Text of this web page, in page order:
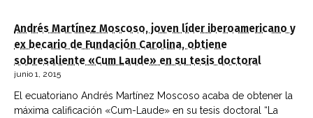
Andrés Martínez Moscoso, joven líder iberoamericano y
ex becario de Fundación Carolina, obtiene
sobresaliente «Cum Laude» en su tesis doctoral
junio 1, 2015
El ecuatoriano Andrés Martínez Moscoso acaba de obtener la
máxima calificación «Cum-Laude» en su tesis doctoral “La